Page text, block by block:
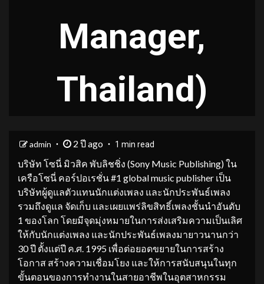
Manager,
Thailand)
admin 2 ปี ago 1 min read
บริษัท โซนี่ มิวสิค พับลิชชิ่ง (Sony Music Publishing) ใน
เครือโซนี่ คอร์ปอเรชั่น #1 global music publisher เป็น
บริษัทผู้ดูแลตัวแทนนักแต่งเพลง และนักประพันธ์เพลง
รวมถึงดูแล จัดเก็บ และเผยแพร่ลิขสิทธิ์เพลงชั้นนำอันดับ
1 ของโลก โดยมีจุดมุ่งหมายในการส่งเสริมความเป็นเลิศ
ให้กับนักแต่งเพลง และนักประพันธ์เพลงมายาวนานกว่า
30 ปี ตั้งแต่ปี ค.ศ. 1995 เพื่อต่อยอดขยายในการสร้าง
โอกาส สร้างความเชื่อมโยง และให้การสนับสนุนในทุก
ขั้นตอนของการทำงานในสายอาชีพในอุตสาหกรรม